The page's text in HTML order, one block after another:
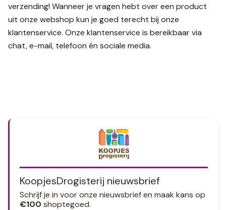
verzending! Wanneer je vragen hebt over een product
uit onze webshop kun je goed terecht bij onze
klantenservice. Onze klantenservice is bereikbaar via
chat, e-mail, telefoon én sociale media.
KoopjesDrogisterij nieuwsbrief
Schrijf je in voor onze nieuwsbrief en maak kans op
€100 shoptegoed.